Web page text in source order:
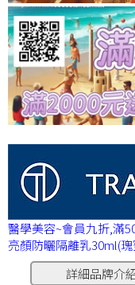
醫學美容~會員九折,滿
亮顏防曬隔離乳30ml(瑰
詳細品牌介